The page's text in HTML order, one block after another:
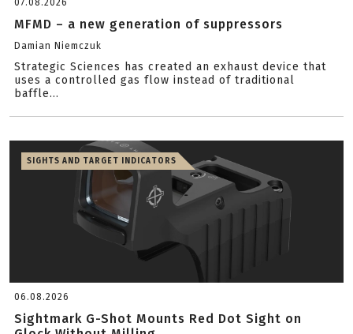
07.08.2026
MFMD – a new generation of suppressors
Damian Niemczuk
Strategic Sciences has created an exhaust device that
uses a controlled gas flow instead of traditional
baffle...
SIGHTS AND TARGET INDICATORS
06.08.2026
Sightmark G-Shot Mounts Red Dot Sight on